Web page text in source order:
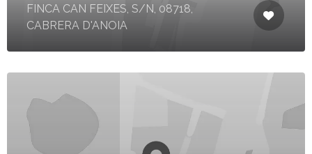
FINCA CAN FEIXES, S/N, 08718,
CABRERA D'ANOIA